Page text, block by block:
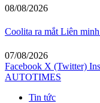
08/08/2026
Coolita ra mắt Liên
07/08/2026
Facebook X (Twitter)
AUTOTIMES
Tin tức